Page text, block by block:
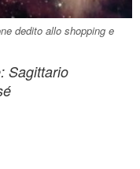
dedito allo shopping e
Sagittario